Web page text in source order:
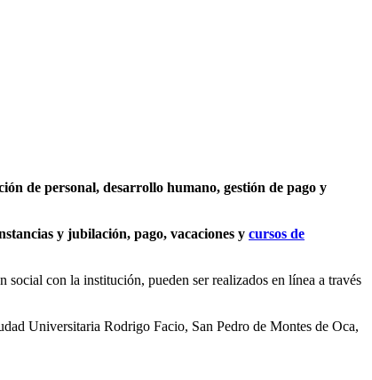
de personal, desarrollo humano, gestión de pago y
y jubilación, pago, vacaciones y cursos de
con la institución, pueden ser realizados en línea a través
Universitaria Rodrigo Facio, San Pedro de Montes de Oca,